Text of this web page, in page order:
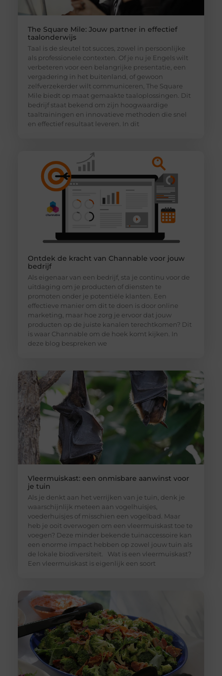
The Square Mile: Jouw partner in effectief
taalonderwijs
Taal is de sleutel tot succes, zowel in persoonlijke
als professionele contexten. Of je nu je Engels wilt
verbeteren voor een belangrijke presentatie, een
vergadering in het buitenland, of gewoon
zelfverzekerder wilt communiceren, The Square
Mile biedt op maat gemaakte taaloplossingen. Dit
bedrijf staat bekend om zijn hoogwaardige
taaltrainingen en innovatieve methoden die snel
en effectief resultaat leveren. In dit
Ontdek de kracht van Channable voor jouw
bedrijf
Als eigenaar van een bedrijf, sta je continu voor de
uitdaging om je producten of diensten te
promoten onder je potentiële klanten. Een
effectieve manier om dit te doen is door online
marketing, maar hoe zorg je ervoor dat jouw
producten op de juiste kanalen terechtkomen? Dit
is waar Channable om de hoek komt kijken. In
deze blog bespreken we
Vleermuiskast: een onmisbare aanwinst voor
je tuin
Als je denkt aan het verrijken van je tuin, denk je
waarschijnlijk meteen aan vogelhuisjes,
voederhuisjes of misschien een vogelbad. Maar
heb je ooit overwogen om een vleermuiskast toe te
voegen? Deze minder bekende tuinaccessoire kan
een enorme impact hebben op zowel jouw tuin als
de lokale biodiversiteit. Wat is een vleermuiskast?
Een vleermuiskast is eigenlijk een soort